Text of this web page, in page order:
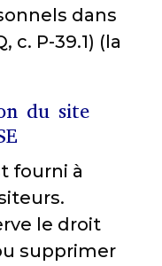
dans
c. P-39.1) (la
du site
fourni à
le droit
supprimer